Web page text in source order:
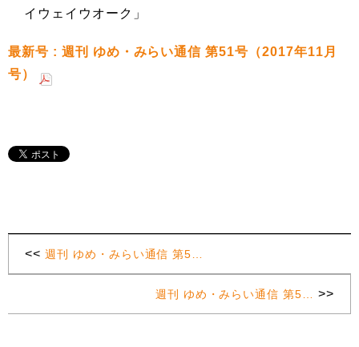
イウェイウオーク」
最新号 : 週刊 ゆめ・みらい通信 第51号（2017年11月
号）
<< 週刊 ゆめ・みらい通信 第5…
週刊 ゆめ・みらい通信 第5… >>